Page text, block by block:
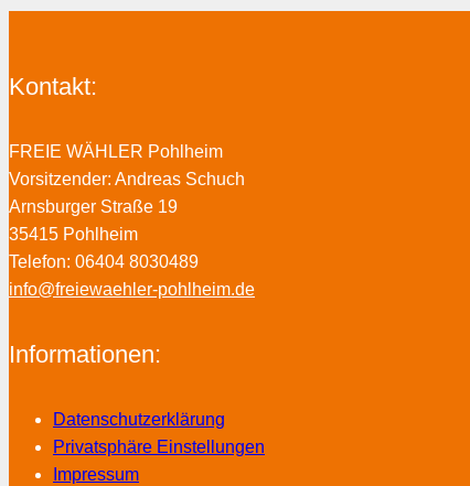
Kontakt:
FREIE WÄHLER Pohlheim
Vorsitzender: Andreas Schuch
Arnsburger Straße 19
35415 Pohlheim
Telefon: 06404 8030489
info@freiewaehler-pohlheim.de
Informationen:
Datenschutzerklärung
Privatsphäre Einstellungen
Impressum